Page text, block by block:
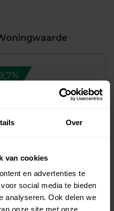
Over
van cookies
en advertenties te
social media te bieden
analyseren. Ook delen we
onze site met onze
- 2026